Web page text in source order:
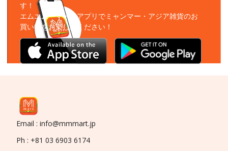
す！
エムエムーマートアプリでミャンマー・アジア雑貨のお
買い物をお楽しみください！
Email : info@mmmart.jp
Ph : +81 03 6903 6174